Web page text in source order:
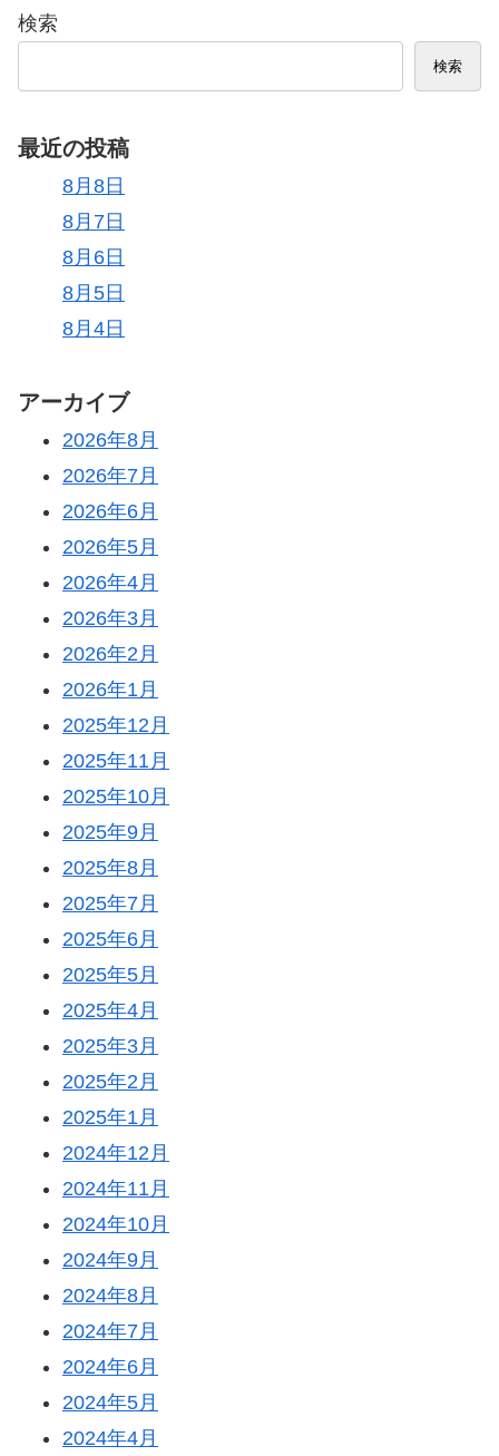
検索
検索
最近の投稿
8月8日
8月7日
8月6日
8月5日
8月4日
アーカイブ
2026年8月
2026年7月
2026年6月
2026年5月
2026年4月
2026年3月
2026年2月
2026年1月
2025年12月
2025年11月
2025年10月
2025年9月
2025年8月
2025年7月
2025年6月
2025年5月
2025年4月
2025年3月
2025年2月
2025年1月
2024年12月
2024年11月
2024年10月
2024年9月
2024年8月
2024年7月
2024年6月
2024年5月
2024年4月